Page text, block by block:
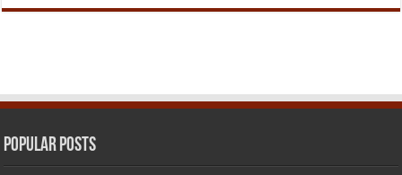
Popular Posts